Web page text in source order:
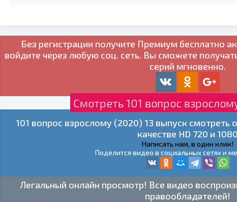
Без регистрации получите Премиум бесплатно
войдите через любую соц. сеть. Вы сможете
серий мгновенно.
Смотреть 101 вопрос
101 вопрос взрослому (2020) 13 выпуск смотреть
качестве HD 720 и 1080
Написать нам, в один клик!
Поделится видео в социальных сетях и
Легальный онлайн просмотр! Все видео
правообладателей!